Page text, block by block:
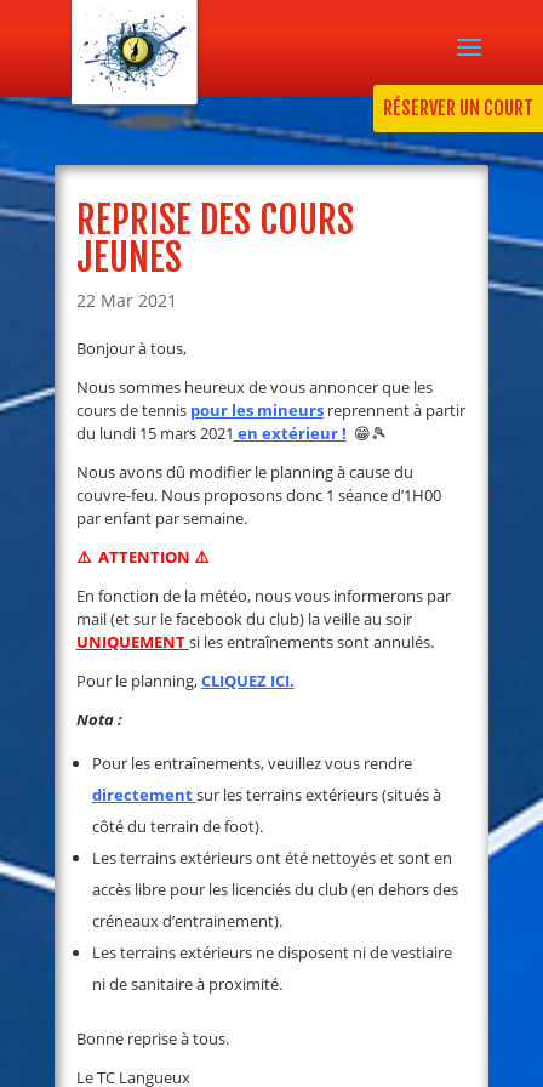
RÉSERVER UN COURT
REPRISE DES COURS
JEUNES
22 Mar 2021
Bonjour à tous,
Nous sommes heureux de vous annoncer que les
cours de tennis pour les mineursreprennent à partir
du lundi 15 mars 2021 en extérieur ! 😁🎾
Nous avons dû modifier le planning à cause du
couvre-feu. Nous proposons donc 1 séance d’1H00
par enfant par semaine.
⚠️ ATTENTION ⚠️
En fonction de la météo, nous vous informerons par
mail (et sur le facebook du club) la veille au soir
UNIQUEMENTsi les entraînements sont annulés.
Pour le planning,CLIQUEZ ICI.
Nota :
Pour les entraînements, veuillez vous rendre
directementsur les terrains extérieurs (situés à
côté du terrain de foot).
Les terrains extérieurs ont été nettoyés et sont en
accès libre pour les licenciés du club (en dehors des
créneaux d’entrainement).
Les terrains extérieurs ne disposent ni de vestiaire
ni de sanitaire à proximité.
Bonne reprise à tous.
Le TC Langueux